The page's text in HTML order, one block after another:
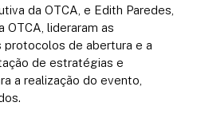
da OTCA, e Edith Paredes,
OTCA, lideraram as
protocolos de abertura e a
de estratégias e
a realização do evento,